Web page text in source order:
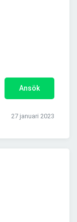
Ansök
27 januari 2023